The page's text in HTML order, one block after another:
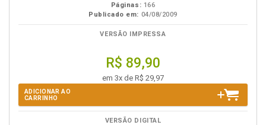
Páginas: 166
Publicado em: 04/08/2009
VERSÃO IMPRESSA
R$ 89,90
em 3x de R$ 29,97
ADICIONAR AO
CARRINHO
VERSÃO DIGITAL